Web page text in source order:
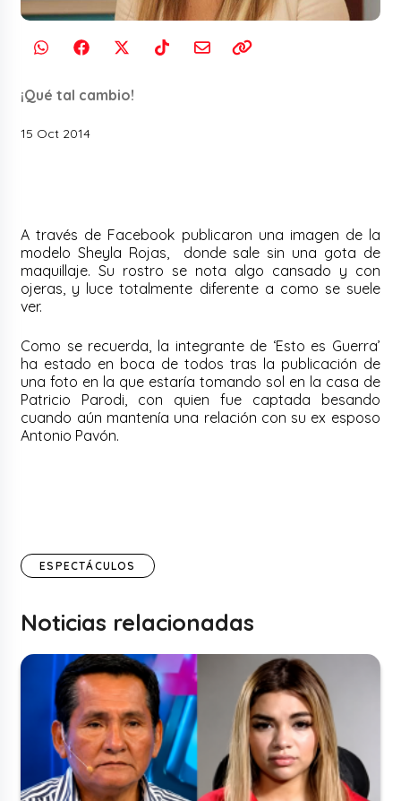
¡Qué tal cambio!
15 Oct 2014
A través de Facebook publicaron una imagen de la
modelo Sheyla Rojas, donde sale sin una gota de
maquillaje. Su rostro se nota algo cansado y con
ojeras, y luce totalmente diferente a como se suele
ver.
Como se recuerda, la integrante de ‘Esto es Guerra’
ha estado en boca de todos tras la publicación de
una foto en la que estaría tomando sol en la casa de
Patricio Parodi, con quien fue captada besando
cuando aún mantenía una relación con su ex esposo
Antonio Pavón.
ESPECTÁCULOS
Noticias relacionadas